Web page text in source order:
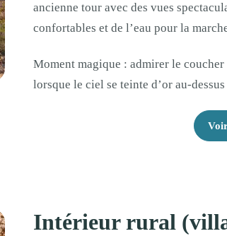
ancienne tour avec des vues
confortables et de l’eau pour la
Moment magique : admirer le
lorsque le ciel se teinte d’or au-dessus
Intérieur rural